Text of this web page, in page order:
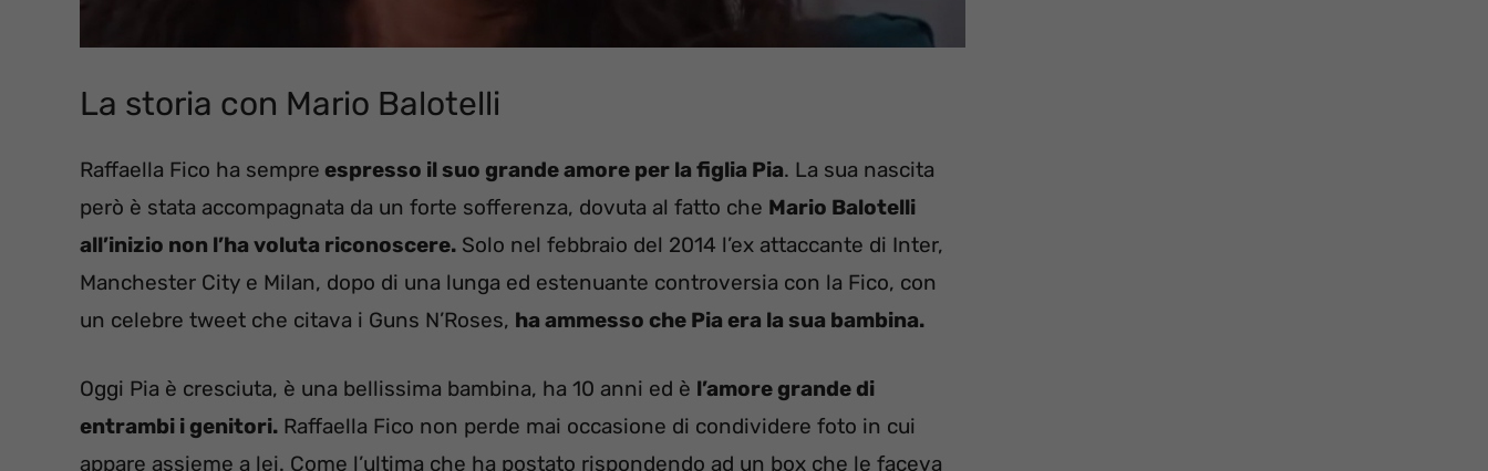
La storia con Mario Balotelli
Raffaella Fico ha sempre espresso il suo grande amore per la figlia Pia. La sua nascita
però è stata accompagnata da un forte sofferenza, dovuta al fatto che Mario Balotelli
all’inizio non l’ha voluta riconoscere. Solo nel febbraio del 2014 l’ex attaccante di Inter,
Manchester City e Milan, dopo di una lunga ed estenuante controversia con la Fico, con
un celebre tweet che citava i Guns N’Roses, ha ammesso che Pia era la sua bambina.
Oggi Pia è cresciuta, è una bellissima bambina, ha 10 anni ed è l’amore grande di
entrambi i genitori. Raffaella Fico non perde mai occasione di condividere foto in cui
appare assieme a lei. Come l’ultima che ha postato rispondendo ad un box che le faceva